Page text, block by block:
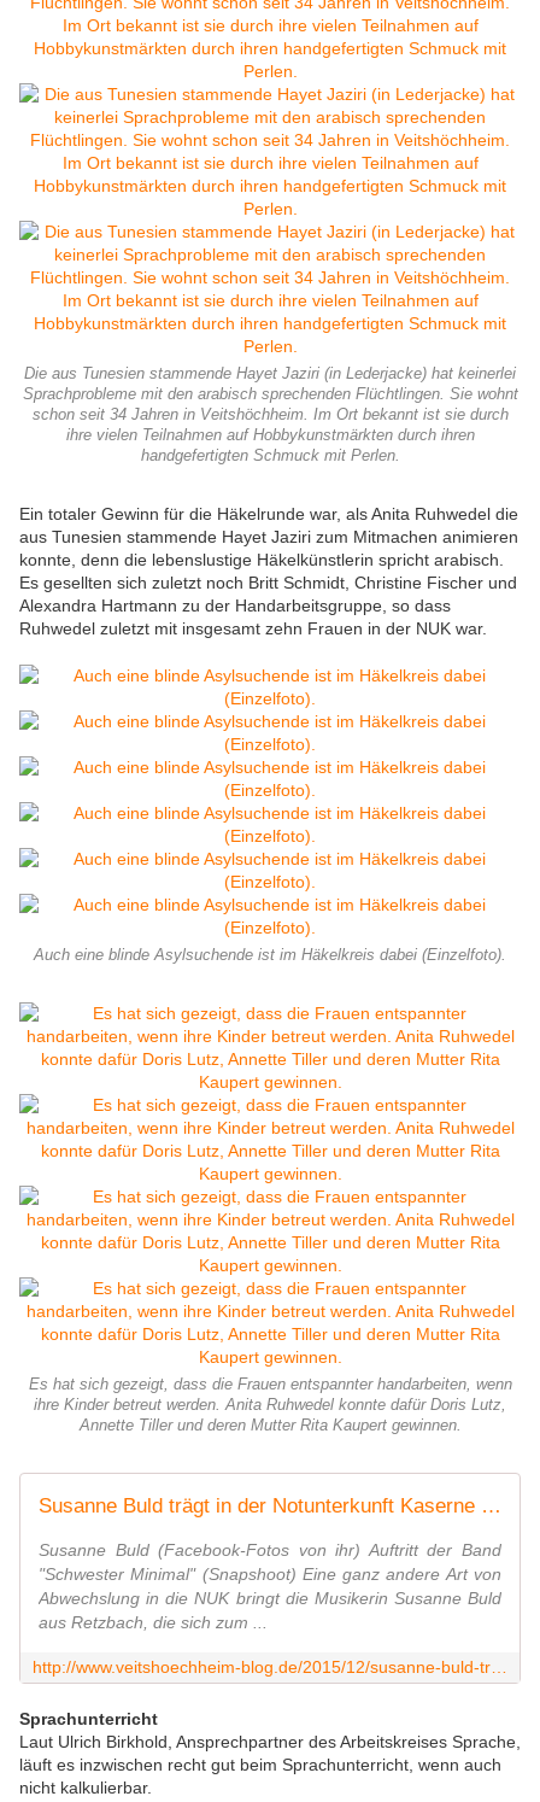
Die aus Tunesien stammende Hayet Jaziri (in Lederjacke) hat keinerlei
Sprachprobleme mit den arabisch sprechenden Flüchtlingen. Sie wohnt
schon seit 34 Jahren in Veitshöchheim. Im Ort bekannt ist sie durch
ihre vielen Teilnahmen auf Hobbykunstmärkten durch ihren
handgefertigten Schmuck mit Perlen.
Ein totaler Gewinn für die Häkelrunde war, als Anita Ruhwedel die
aus Tunesien stammende Hayet Jaziri zum Mitmachen animieren
konnte, denn die lebenslustige Häkelkünstlerin spricht arabisch.
Es gesellten sich zuletzt noch Britt Schmidt, Christine Fischer und
Alexandra Hartmann zu der Handarbeitsgruppe, so dass
Ruhwedel zuletzt mit insgesamt zehn Frauen in der NUK war.
Auch eine blinde Asylsuchende ist im Häkelkreis dabei (Einzelfoto).
Es hat sich gezeigt, dass die Frauen entspannter handarbeiten, wenn
ihre Kinder betreut werden. Anita Ruhwedel konnte dafür Doris Lutz,
Annette Tiller und deren Mutter Rita Kaupert gewinnen.
Susanne Buld trägt in der Notunterkunft Kaserne mit Konzerten zur Völkerverständigung und zur Abwechslung bei - Veitshöchheim News
Susanne Buld (Facebook-Fotos von ihr) Auftritt der Band
"Schwester Minimal" (Snapshoot) Eine ganz andere Art von
Abwechslung in die NUK bringt die Musikerin Susanne Buld
aus Retzbach, die sich zum ...
Sprachunterricht
Laut Ulrich Birkhold, Ansprechpartner des Arbeitskreises Sprache,
läuft es inzwischen recht gut beim Sprachunterricht, wenn auch
nicht kalkulierbar.